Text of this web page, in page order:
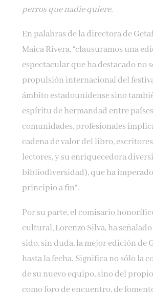
perros que nadie quiere.
En palabras de la directora de
Maica Rivera, “clausuramos una
espectacular que ha destacado no
propulsión internacional del
ámbito estadounidense sino
espíritu de hermandad entre
comunidades, profesionales
cadena de valor del libro,
lectores, y su enriquecedora
bibliodiversidad), que ha
principio a fin”.
Por su parte, el comisario
cultural, Lorenzo Silva, ha señalado
sido, sin duda, la mejor edición de
hasta la fecha. Significa no sólo la
de su nuevo equipo, sino del
como foro de encuentro, de